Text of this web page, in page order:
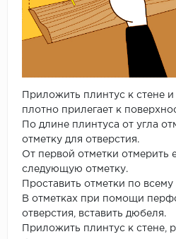
Приложить плинтус к стене и
плотно прилегает к
По длине плинтуса от угла
отметку для отверстия.
От первой отметки отмерить
следующую отметку.
Проставить отметки по
В отметках при помощи
отверстия, вставить дюбеля.
Приложить плинтус к стене,